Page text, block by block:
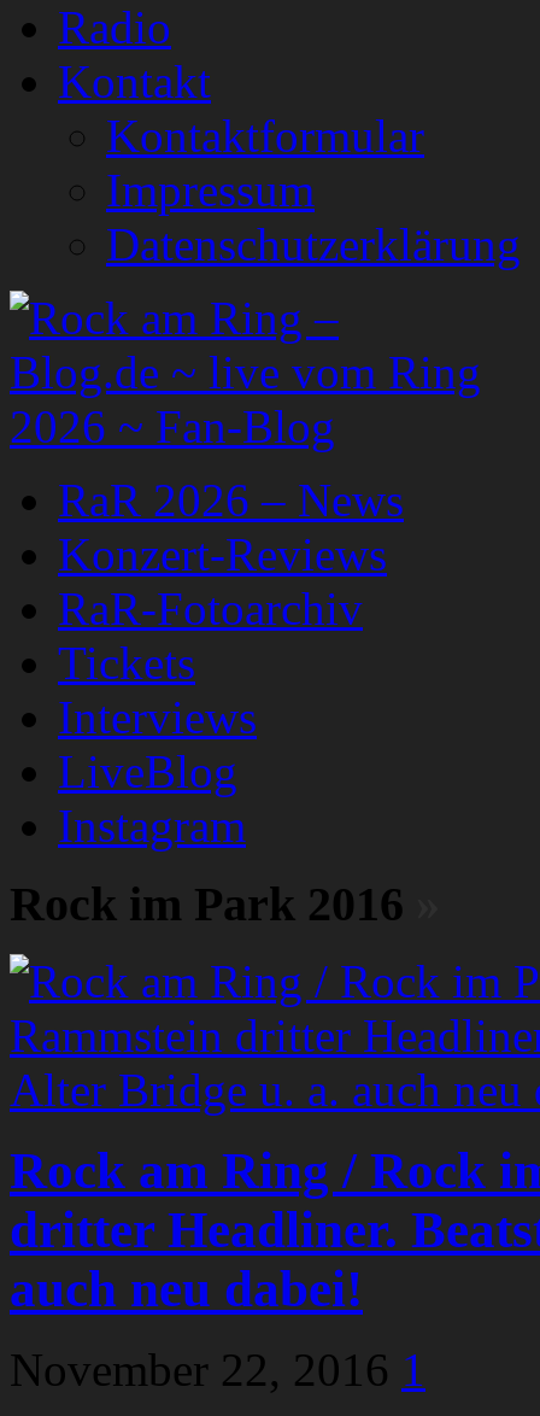
Radio
Kontakt
Kontaktformular
Impressum
Datenschutzerklärung
RaR 2026 – News
Konzert-Reviews
RaR-Fotoarchiv
Tickets
Interviews
LiveBlog
Instagram
Rock im Park 2016
Rock am Ring / Rock
dritter Headliner.
auch neu dabei!
November 22, 2016 1